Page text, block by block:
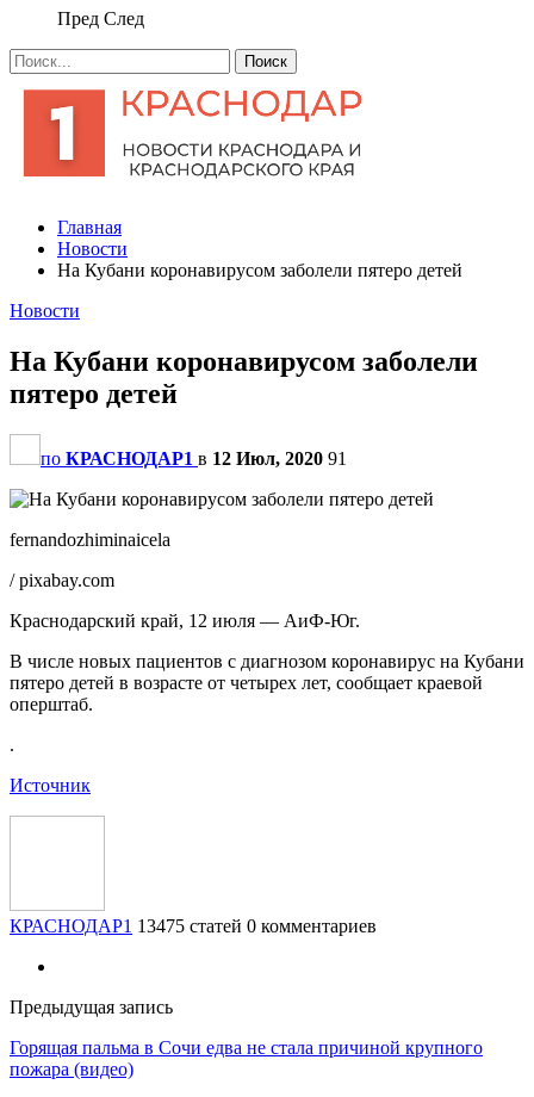
Пред След
Главная
Новости
На Кубани коронавирусом заболели пятеро детей
Новости
На Кубани коронавирусом заболели
пятеро детей
по КРАСНОДАР1 в 12 Июл, 2020 91
fernandozhiminaicela
/ pixabay.com
Краснодарский край, 12 июля — АиФ-Юг.
В числе новых пациентов с диагнозом коронавирус на Кубани
пятеро детей в возрасте от четырех лет, сообщает краевой
оперштаб.
.
Источник
КРАСНОДАР1 13475 статей 0 комментариев
Предыдущая запись
Горящая пальма в Сочи едва не стала причиной крупного
пожара (видео)